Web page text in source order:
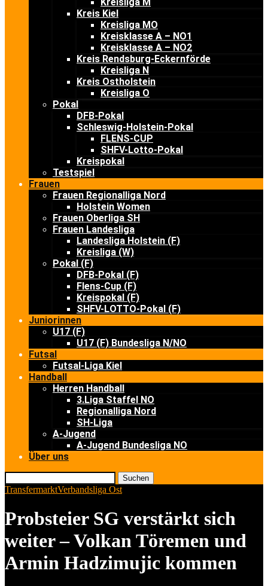
Kreis Kiel
Kreisliga MO
Kreisklasse A – NO1
Kreisklasse A – NO2
Kreis Rendsburg-Eckernförde
Kreisliga N
Kreis Ostholstein
Kreisliga O
Pokal
DFB-Pokal
Schleswig-Holstein-Pokal
FLENS-CUP
SHFV-Lotto-Pokal
Kreispokal
Testspiel
Frauen
Frauen Regionalliga Nord
Holstein Women
Frauen Oberliga SH
Frauen Landesliga
Landesliga Holstein (F)
Kreisliga (W)
Pokal (F)
DFB-Pokal (F)
Flens-Cup (F)
Kreispokal (F)
SHFV-LOTTO-Pokal (F)
Juniorinnen
U17 (F)
U17 (F) Bundesliga N/NO
Futsal
Futsal-Liga Kiel
Handball
Herren Handball
3.Liga Staffel NO
Regionalliga Nord
SH-Liga
A-Jugend
A-Jugend Bundesliga NO
Über uns
Suchen
TransfermarktVerbandsliga Ost
Probsteier SG verstärkt sich
weiter – Volkan Töremen und
Armin Hadzimujic kommen